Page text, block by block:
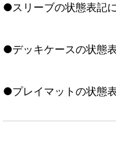
●スリーブの状態表記
●デッキケースの状態
●プレイマットの状態